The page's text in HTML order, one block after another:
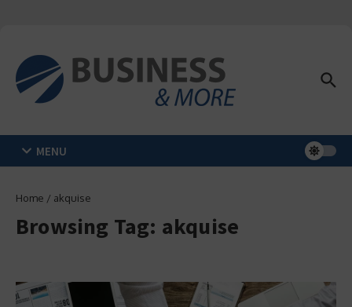
MENU
Home / akquise
Browsing Tag: akquise